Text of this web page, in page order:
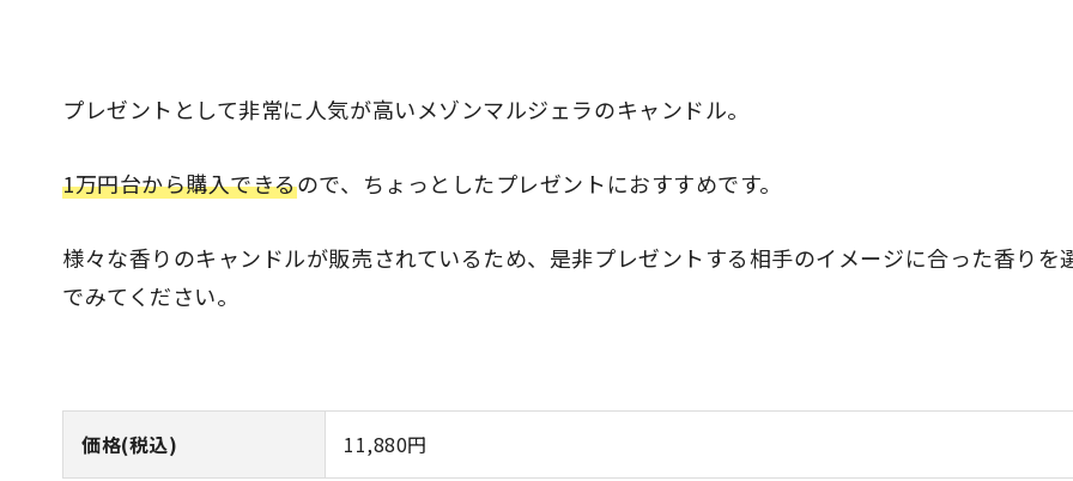
プレゼントとして非常に人気が高いメゾンマルジェラのキャンドル。
1万円台から購入できるので、ちょっとしたプレゼントにおすすめです。
様々な香りのキャンドルが販売されているため、是非プレゼントする相手のイメージに合った香りを
でみてください。
価格(税込) 11,880円